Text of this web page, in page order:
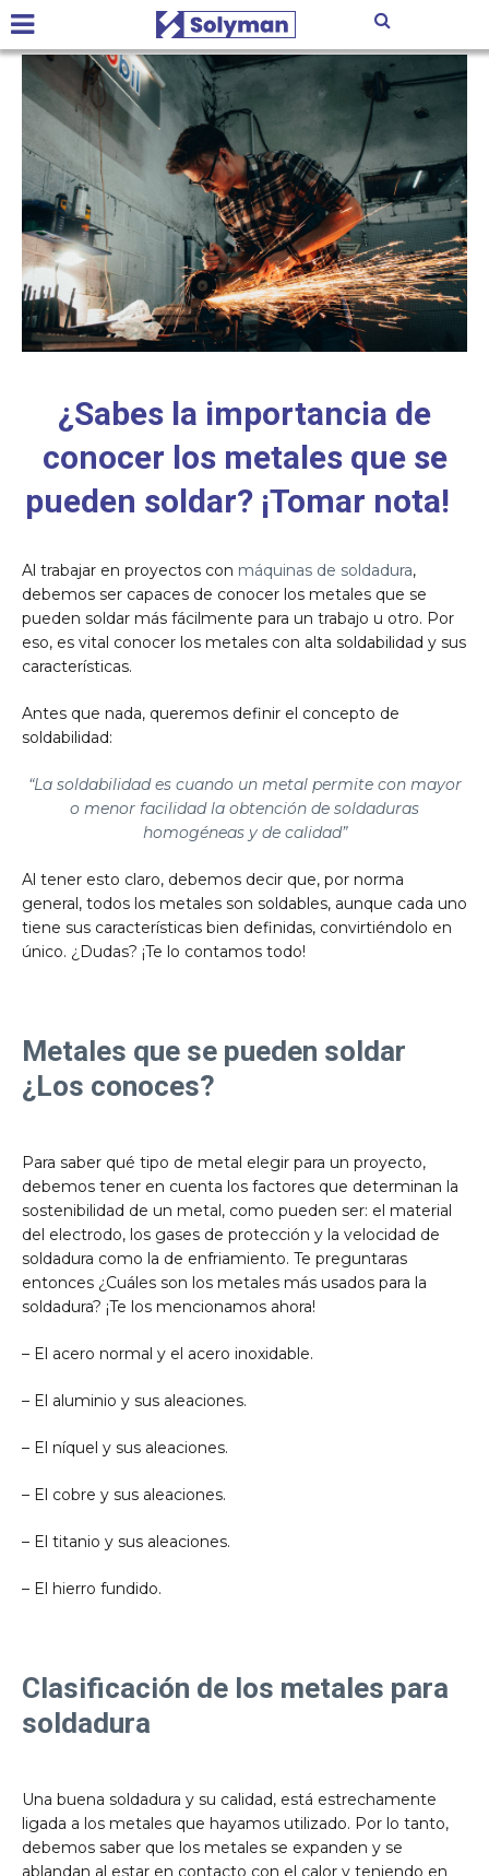
¿Sabes la importancia de
conocer los metales que se
pueden soldar? ¡Tomar nota!
Al trabajar en proyectos con máquinas de soldadura,
debemos ser capaces de conocer los metales que se
pueden soldar más fácilmente para un trabajo u otro. Por
eso, es vital conocer los metales con alta soldabilidad y sus
características.
Antes que nada, queremos definir el concepto de
soldabilidad:
“La soldabilidad es cuando un metal permite con mayor
o menor facilidad la obtención de soldaduras
homogéneas y de calidad”
Al tener esto claro, debemos decir que, por norma
general, todos los metales son soldables, aunque cada uno
tiene sus características bien definidas, convirtiéndolo en
único. ¿Dudas? ¡Te lo contamos todo!
Metales que se pueden soldar
¿Los conoces?
Para saber qué tipo de metal elegir para un proyecto,
debemos tener en cuenta los factores que determinan la
sostenibilidad de un metal, como pueden ser: el material
del electrodo, los gases de protección y la velocidad de
soldadura como la de enfriamiento. Te preguntaras
entonces ¿Cuáles son los metales más usados para la
soldadura? ¡Te los mencionamos ahora!
– El acero normal y el acero inoxidable.
– El aluminio y sus aleaciones.
– El níquel y sus aleaciones.
– El cobre y sus aleaciones.
– El titanio y sus aleaciones.
– El hierro fundido.
Clasificación de los metales para
soldadura
Una buena soldadura y su calidad, está estrechamente
ligada a los metales que hayamos utilizado. Por lo tanto,
debemos saber que los metales se expanden y se
ablandan al estar en contacto con el calor y teniendo en